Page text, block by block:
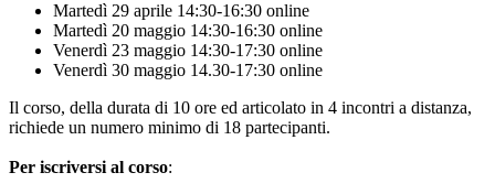
Martedì 29 aprile 14:30-16:30 online
Martedì 20 maggio 14:30-16:30 online
Venerdì 23 maggio 14:30-17:30 online
Venerdì 30 maggio 14.30-17:30 online
Il corso, della durata di 10 ore ed articolato in 4 incontri a distanza,
richiede un numero minimo di 18 partecipanti.
Per iscriversi al corso: